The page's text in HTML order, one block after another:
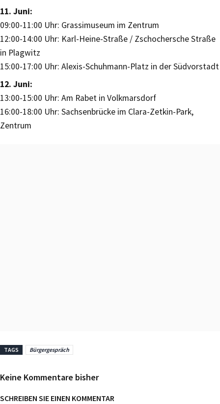
11. Juni:
09:00-11:00 Uhr: Grassimuseum im Zentrum
12:00-14:00 Uhr: Karl-Heine-Straße / Zschochersche Straße
in Plagwitz
15:00-17:00 Uhr: Alexis-Schuhmann-Platz in der Südvorstadt
12. Juni:
13:00-15:00 Uhr: Am Rabet in Volkmarsdorf
16:00-18:00 Uhr: Sachsenbrücke im Clara-Zetkin-Park,
Zentrum
TAGS Bürgergespräch
Keine Kommentare bisher
SCHREIBEN SIE EINEN KOMMENTAR